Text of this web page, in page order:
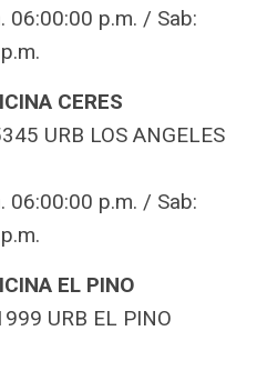
06:00:00 p.m. / Sab:
CERES
URB LOS ANGELES
06:00:00 p.m. / Sab:
EL PINO
URB EL PINO